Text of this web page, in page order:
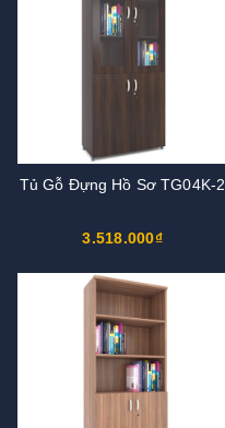
Tủ Gỗ Đựng Hồ Sơ TG04K-2
3.518.000₫